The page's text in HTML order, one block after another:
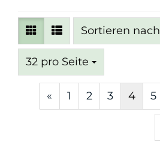
Sortieren nach
Sortieren nach
32 pro Seite
pro Seite
« 1 2 3 4 5